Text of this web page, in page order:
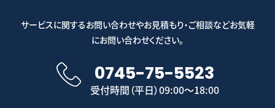
サービスに関するお問い合わせやお見積もり・ご相談などお気軽
にお問い合わせください。
0745-75-5523
受付時間（平日）09:00～18:00